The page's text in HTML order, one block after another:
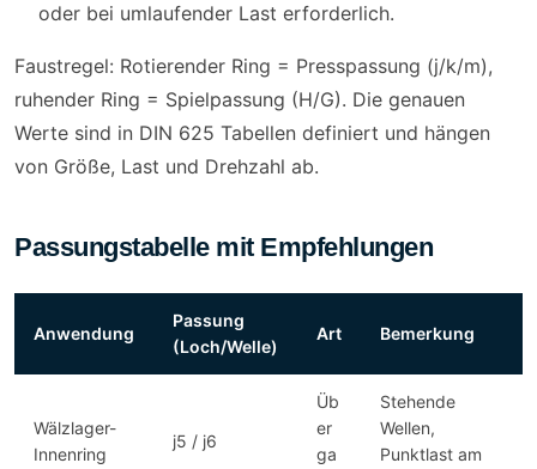
oder bei umlaufender Last erforderlich.
Faustregel: Rotierender Ring = Presspassung (j/k/m),
ruhender Ring = Spielpassung (H/G). Die genauen
Werte sind in DIN 625 Tabellen definiert und hängen
von Größe, Last und Drehzahl ab.
Passungstabelle mit Empfehlungen
Anwendung
Passung
(Loch/Welle)
Art Bemerkung
Wälzlager-
Innenring
j5 / j6
Üb
er
ga
Stehende
Wellen,
Punktlast am